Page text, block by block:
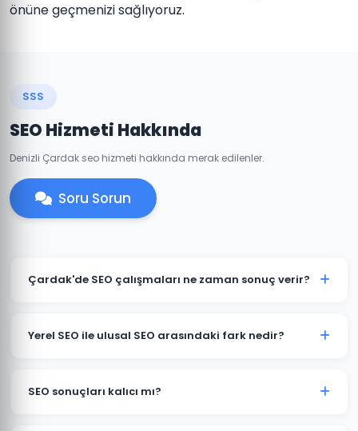
önüne geçmenizi sağlıyoruz.
SSS
SEO Hizmeti Hakkında
Denizli Çardak seo hizmeti hakkında merak edilenler.
Soru Sorun
Çardak'de SEO çalışmaları ne zaman sonuç verir?
projelerimizde genellikle 3-6 ay içinde belirgin
Yerel SEO ile ulusal SEO arasındaki fark nedir?
hedefler; Google Haritalar ve "yakınımda" sorgularında
SEO sonuçları kalıcı mı?